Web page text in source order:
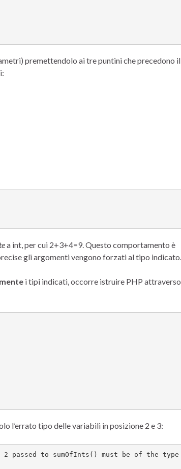
premettendolo ai tre puntini che precedono il
a int, per cui 2+3+4=9. Questo comportamento è
gli argomenti vengono forzati al tipo indicato.
i tipi indicati, occorre istruire PHP attraverso
l’errato tipo delle variabili in posizione 2 e 3:
2 passed to sumOfInts() must be of the type